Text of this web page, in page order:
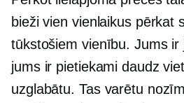
bieži vien vienlaikus pērkat
tūkstošiem vienību. Jums ir
jums ir pietiekami daudz
uzglabātu. Tas varētu